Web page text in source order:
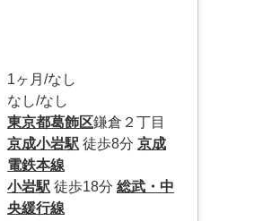
1ヶ月/なし
なし/なし
東京都葛飾区鎌倉２丁目
京成小岩駅 徒歩8分京成
電鉄本線
小岩駅 徒歩18分総武・中
央緩行線